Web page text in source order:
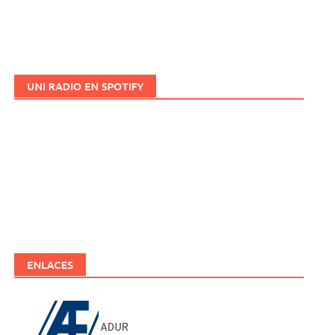
UNI RADIO EN SPOTIFY
ENLACES
ADUR